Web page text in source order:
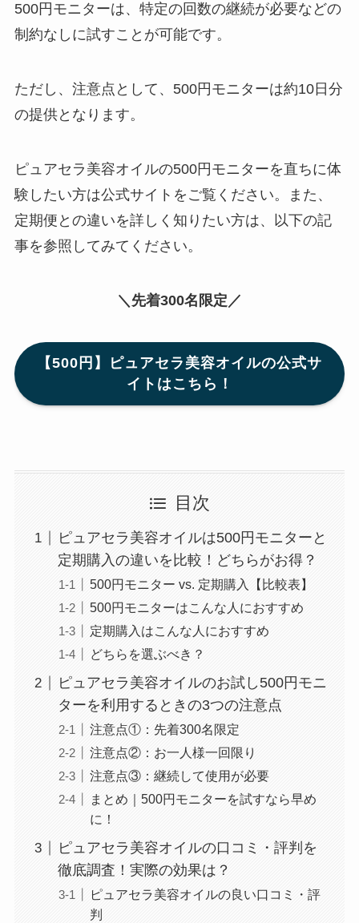
500円モニターは、特定の回数の継続が必要などの
制約なしに試すことが可能です。
ただし、注意点として、500円モニターは約10日分
の提供となります。
ピュアセラ美容オイルの500円モニターを直ちに体
験したい方は公式サイトをご覧ください。また、
定期便との違いを詳しく知りたい方は、以下の記
事を参照してみてください。
＼先着300名限定／
【500円】ピュアセラ美容オイルの公式サ
イトはこちら！
目次
ピュアセラ美容オイルは500円モニターと
定期購入の違いを比較！どちらがお得？
500円モニター vs. 定期購入【比較表】
500円モニターはこんな人におすすめ
定期購入はこんな人におすすめ
どちらを選ぶべき？
ピュアセラ美容オイルのお試し500円モニ
ターを利用するときの3つの注意点
注意点①：先着300名限定
注意点②：お一人様一回限り
注意点③：継続して使用が必要
まとめ｜500円モニターを試すなら早め
に！
ピュアセラ美容オイルの口コミ・評判を
徹底調査！実際の効果は？
ピュアセラ美容オイルの良い口コミ・評
判